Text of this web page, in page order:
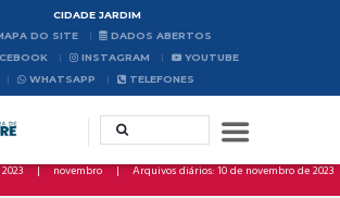
CIDADE JARDIM
DO SITE
DADOS ABERTOS
INSTAGRAM
YOUTUBE
WHATSAPP
TELEFONES
2023 novembro Arquivos diários: 10 de novembro de 2023